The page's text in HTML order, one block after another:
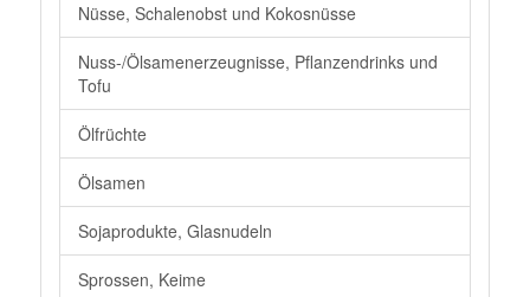
Nüsse, Schalenobst und Kokosnüsse
Nuss-/Ölsamenerzeugnisse, Pflanzendrinks und
Tofu
Ölfrüchte
Ölsamen
Sojaprodukte, Glasnudeln
Sprossen, Keime